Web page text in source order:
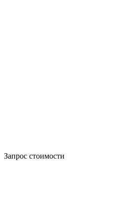
Запрос стоимости